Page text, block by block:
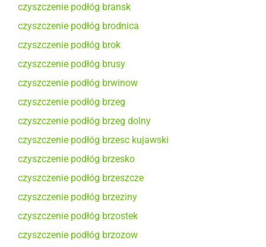
czyszczenie podłóg bransk
czyszczenie podłóg brodnica
czyszczenie podłóg brok
czyszczenie podłóg brusy
czyszczenie podłóg brwinow
czyszczenie podłóg brzeg
czyszczenie podłóg brzeg dolny
czyszczenie podłóg brzesc kujawski
czyszczenie podłóg brzesko
czyszczenie podłóg brzeszcze
czyszczenie podłóg brzeziny
czyszczenie podłóg brzostek
czyszczenie podłóg brzozow